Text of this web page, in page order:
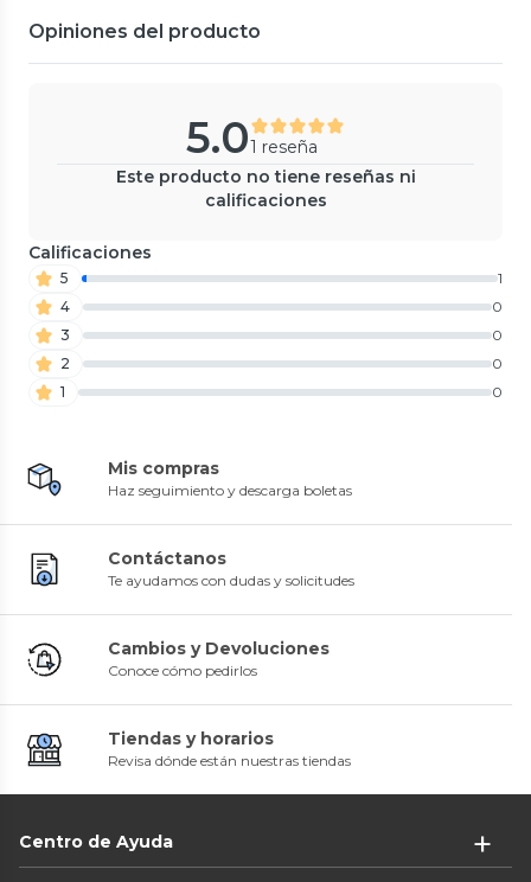
Opiniones del producto
5.01 reseña
Este producto no tiene reseñas ni
calificaciones
Calificaciones
5
1
4
0
3
0
2
0
1
0
Mis compras
Haz seguimiento y descarga boletas
Contáctanos
Te ayudamos con dudas y solicitudes
Cambios y Devoluciones
Conoce cómo pedirlos
Tiendas y horarios
Revisa dónde están nuestras tiendas
Centro de Ayuda